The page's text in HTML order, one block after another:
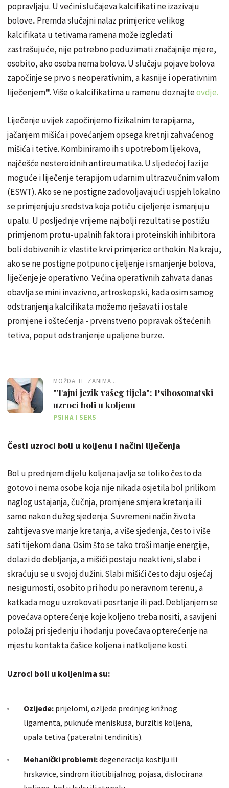
popravljaju. U većini slučajeva kalcifikati ne izazivaju
bolove. Premda slučajni nalaz primjerice velikog
kalcifikata u tetivama ramena može izgledati
zastrašujuće, nije potrebno poduzimati značajnije mjere,
osobito, ako osoba nema bolova. U slučaju pojave bolova
započinje se prvo s neoperativnim, a kasnije i operativnim
liječenjem".Više o kalcifikatima u ramenu doznajteovdje.
Liječenje uvijek započinjemo fizikalnim terapijama,
jačanjem mišića i povećanjem opsega kretnji zahvaćenog
mišića i tetive. Kombiniramo ih s upotrebom lijekova,
najčešće nesteroidnih antireumatika. U sljedećoj fazi je
moguće i liječenje terapijom udarnim ultrazvučnim valom
(ESWT). Ako se ne postigne zadovoljavajući uspjeh lokalno
se primjenjuju sredstva koja potiču cijeljenje i smanjuju
upalu. U posljednje vrijeme najbolji rezultati se postižu
primjenom protu-upalnih faktora i pro­tein­skih inhibitora
boli dobivenihiz vlastite krvi primjerice orthokin. Na kraju,
ako se ne postigne potpuno cijeljenje i smanjenje bolova,
liječenje je operativno. Većina operativnih zahvata danas
obavlja se mini invazivno, artroskopski, kada osim samog
odstranjenja kalcifikata možemo rješavati i ostale
promjene i oštećenja - prvenstveno popravak oštećenih
tetiva, poput odstranjenje upaljene burze.
MOŽDA TE ZANIMA...
"Tajni jezik vašeg tijela": Psihosomatski
uzroci boli u koljenu
PSIHA I SEKS
Česti uzroci boli u koljenu i načini liječenja
Bol u prednjem dijelu koljena javlja se toliko često da
gotovo i nema osobe koja nije nikada osjetila bol prilikom
naglog ustajanja, čučnja, promjene smjera kretanja ili
samo nakon dužeg sjedenja. Suvremeni način života
zahtijeva sve manje kretanja, a više sjedenja, često i više
sati tijekom dana. Osim što se tako troši manje energije,
dolazi do debljanja, a mišići postaju neaktivni, slabe i
skraćuju se u svojoj dužini. Slabi mišići često daju osjećaj
nesigurnosti, osobito pri hodu po neravnom terenu, a
katkada mogu uzrokovati posrtanje ili pad. Debljanjem se
povećava opterećenje koje koljeno treba nositi, a savijeni
položaj pri sjedenju i hodanju povećava opterećenje na
mjestu kontakta čašice koljena i natkoljene kosti.
Uzroci boli u koljenima su:
Ozljede: prijelomi, ozljede prednjeg križnog
ligamenta, puknuće meniskusa, burzitis koljena,
upala tetiva (pateralni tendinitis).
Mehanički problemi:degeneracija kostiju ili
hrskavice, sindrom iliotibijalnog pojasa, dislocirana